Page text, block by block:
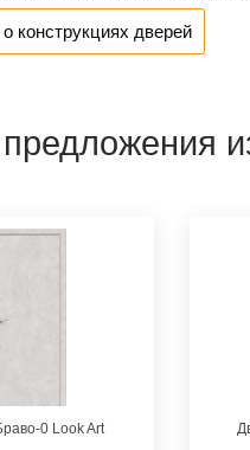
конструкциях дверей
0 Look Art